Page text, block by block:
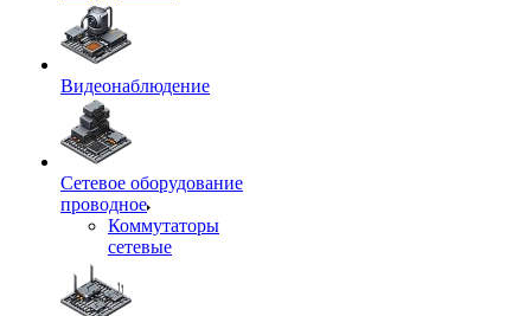
Видеонаблюдение
Сетевое оборудование
проводное
Коммутаторы
сетевые